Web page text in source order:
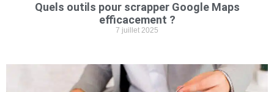
Quels outils pour scrapper Google Maps
efficacement ?
7 juillet 2025